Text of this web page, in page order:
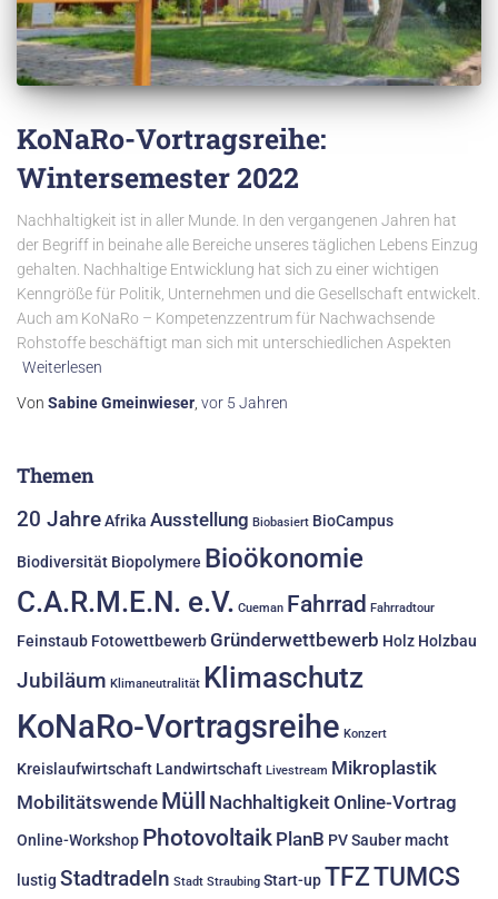
KoNaRo-Vortragsreihe:
Wintersemester 2022
Nachhaltigkeit ist in aller Munde. In den vergangenen Jahren hat
der Begriff in beinahe alle Bereiche unseres täglichen Lebens Einzug
gehalten. Nachhaltige Entwicklung hat sich zu einer wichtigen
Kenngröße für Politik, Unternehmen und die Gesellschaft entwickelt.
Auch am KoNaRo – Kompetenzzentrum für Nachwachsende
Rohstoffe beschäftigt man sich mit unterschiedlichen Aspekten
Weiterlesen
Von Sabine Gmeinwieser vor 5 Jahren
Themen
20 JahreAfrika Ausstellung Biobasiert BioCampus
Biodiversität Biopolymere Bioökonomie
C.A.R.M.E.N. e.V. Cueman Fahrrad Fahrradtour
Feinstaub Fotowettbewerb Gründerwettbewerb Holz Holzbau
Jubiläum Klimaneutralität Klimaschutz
KoNaRo-Vortragsreihe Konzert
Kreislaufwirtschaft Landwirtschaft Livestream Mikroplastik
Mobilitätswende Müll NachhaltigkeitOnline-Vortrag
Online-Workshop Photovoltaik PlanB PVSauber macht
lustig Stadtradeln Stadt Straubing Start-upTFZTUMCS